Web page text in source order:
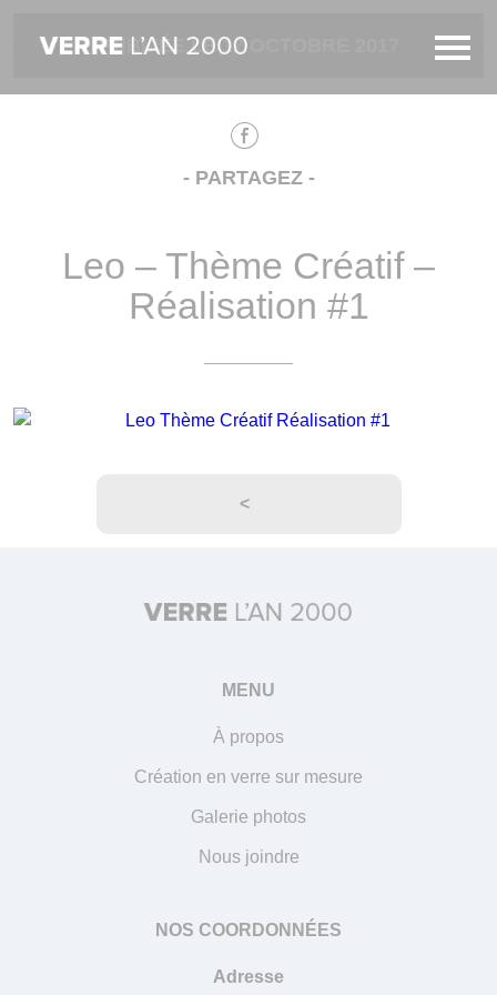
PUBLIÉE LE 12 OCTOBRE 2017
- PARTAGEZ -
Leo – Thème Créatif –
Réalisation #1
<
MENU
À propos
Création en verre sur mesure
Galerie photos
Nous joindre
NOS COORDONNÉES
Adresse